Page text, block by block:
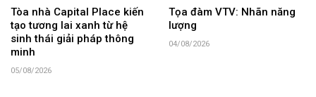
Tòa nhà Capital Place kiến
tạo tương lai xanh từ hệ
sinh thái giải pháp thông
minh
05/08/2026
Tọa đàm VTV: Nhãn năng
lượng
04/08/2026